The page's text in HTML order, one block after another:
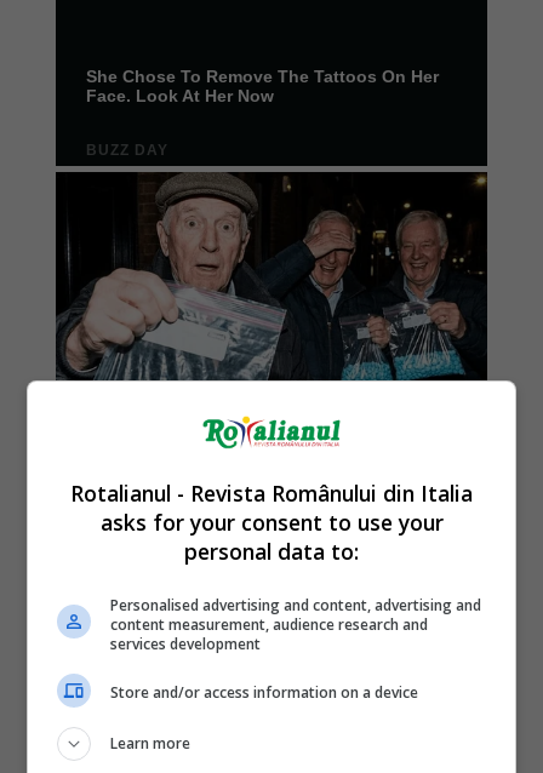
Rotalianul - Revista Românului din Italia
asks for your consent to use your
personal data to:
Personalised advertising and content, advertising and
content measurement, audience research and
services development
Store and/or access information on a device
Learn more